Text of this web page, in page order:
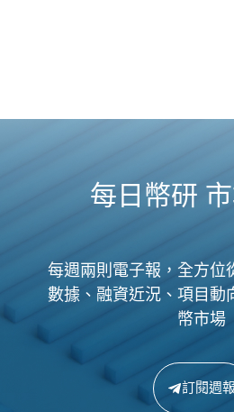
每日幣研
每週兩則電子報，全方位
數據、融資近況、項目動
幣市場
訂閱週